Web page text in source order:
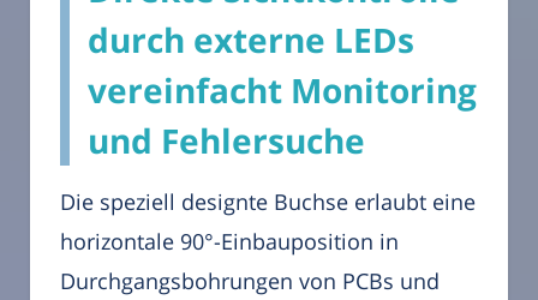
durch externe LEDs
vereinfacht Monitoring
und Fehlersuche
Die speziell designte Buchse erlaubt eine
horizontale 90°-Einbauposition in
Durchgangsbohrungen von PCBs und